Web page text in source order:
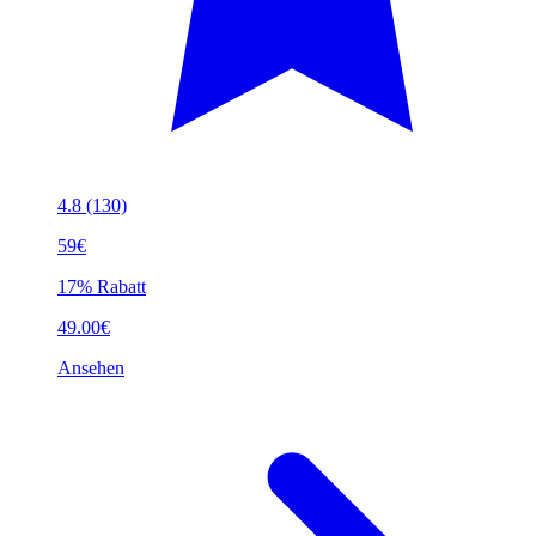
4.8 (130)
59€
17% Rabatt
49.00€
Ansehen